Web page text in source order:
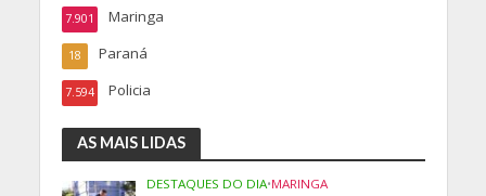
Maringa
7.901
Paraná
18
Policia
7.594
AS MAIS LIDAS
DESTAQUES DO DIA•MARINGA